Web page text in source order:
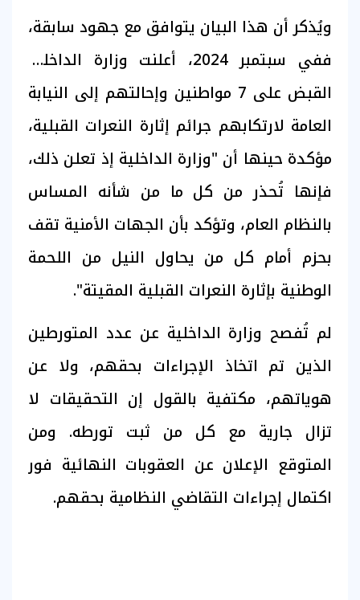
ويُذكر أن هذا البيان يتوافق مع جهود سابقة،
ففي سبتمبر 2024، أعلنت وزارة الداخلية
القبض على 7 مواطنين وإحالتهم إلى النيابة
العامة لارتكابهم جرائم إثارة النعرات القبلية،
مؤكدة حينها أن "وزارة الداخلية إذ تعلن ذلك،
فإنها تُحذر من كل ما من شأنه المساس
بالنظام العام، وتؤكد بأن الجهات الأمنية تقف
بحزم أمام كل من يحاول النيل من اللحمة
الوطنية بإثارة النعرات القبلية المقيتة".
لم تُفصح وزارة الداخلية عن عدد المتورطين
الذين تم اتخاذ الإجراءات بحقهم، ولا عن
هوياتهم، مكتفية بالقول إن التحقيقات لا
تزال جارية مع كل من ثبت تورطه. ومن
المتوقع الإعلان عن العقوبات النهائية فور
اكتمال إجراءات التقاضي النظامية بحقهم.